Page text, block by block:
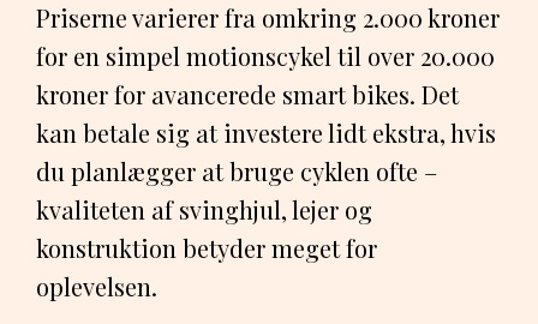
Priserne varierer fra omkring 2.000 kroner
for en simpel motionscykel til over 20.000
kroner for avancerede smart bikes. Det
kan betale sig at investere lidt ekstra, hvis
du planlægger at bruge cyklen ofte –
kvaliteten af svinghjul, lejer og
konstruktion betyder meget for
oplevelsen.